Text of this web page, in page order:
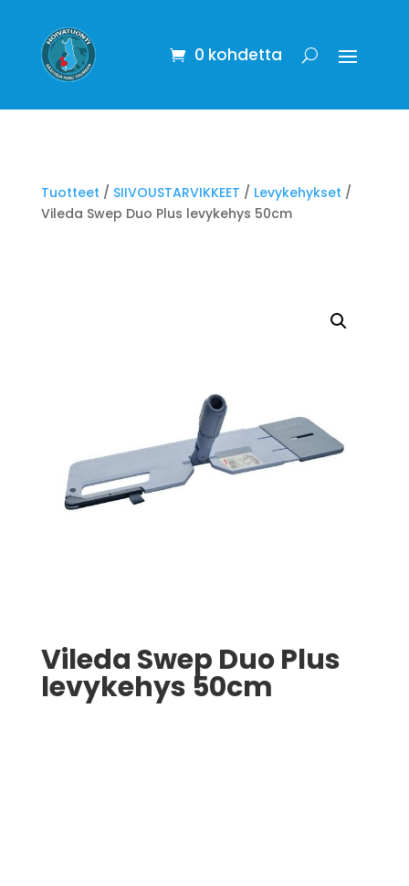
0 kohdetta
Tuotteet / SIIVOUSTARVIKKEET / Levykehykset /
Vileda Swep Duo Plus levykehys 50cm
Vileda Swep Duo Plus
levykehys 50cm